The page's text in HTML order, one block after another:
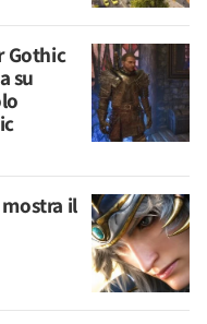
Gothic
su
il